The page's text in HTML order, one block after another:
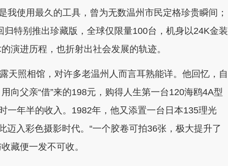
我使用最久的工具，曾为无数温州市民定格珍贵瞬间；
归特别推出珍藏版，全球仅限量100台，机身以24K金装
进历程，也折射出社会发展的轨迹。
照相馆，对许多老温州人而言耳熟能详。他回忆，自
向父亲“借”来的198元，购得人生第一台120海鸥4A型
一年半的收入。1982年，他又添置一台日本135理光
迈入彩色摄影时代。“一个胶卷可拍36张，极大提升了
藏便一发不可收。